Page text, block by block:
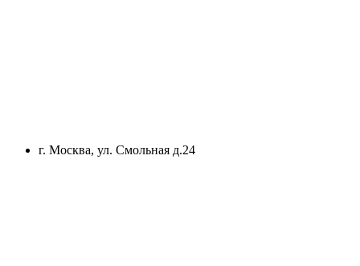
г. Москва, ул. Смольная д.24